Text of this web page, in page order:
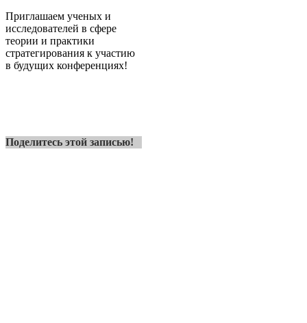
Приглашаем ученых и
исследователей в сфере
теории и практики
стратегирования к участию
в будущих конференциях!
Поделитесь этой записью!